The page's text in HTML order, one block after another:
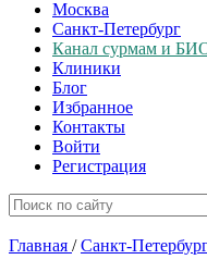
Москва
Санкт-Петербург
Канал сурмам и
Клиники
Блог
Избранное
Контакты
Войти
Регистрация
Главная / Санкт-